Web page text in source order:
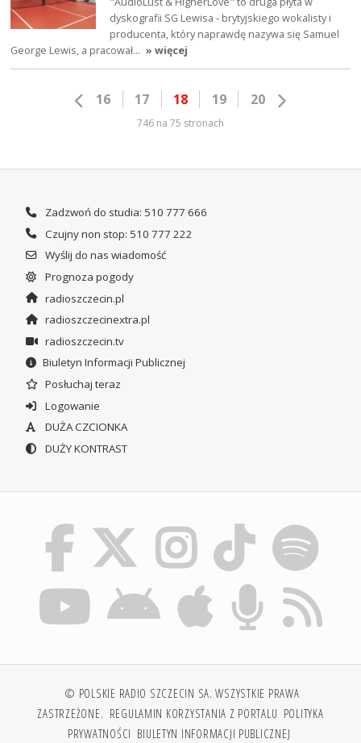
dyskografii SG Lewisa - brytyjskiego wokalisty i
producenta, który naprawdę nazywa się Samuel
George Lewis, a pracował… » więcej
16 17 18 19 20
746 na 75 stronach
Zadzwoń do studia: 510 777 666
Czujny non stop: 510 777 222
Wyślij do nas wiadomość
Prognoza pogody
radioszczecin.pl
radioszczecinextra.pl
radioszczecin.tv
Biuletyn Informacji Publicznej
Posłuchaj teraz
Logowanie
DUŻA CZCIONKA
DUŻY KONTRAST
© POLSKIE RADIO SZCZECIN SA. WSZYSTKIE PRAWA
ZASTRZEŻONE. REGULAMIN KORZYSTANIA Z PORTALU POLITYKA
PRYWATNOŚCI BIULETYN INFORMACJI PUBLICZNEJ